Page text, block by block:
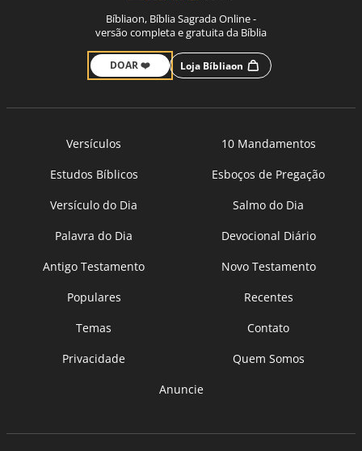
Bíbliaon, Bíblia Sagrada Online -
versão completa e gratuita da Bíblia
DOAR ❤️ Loja Bíbliaon
Versículos
10 Mandamentos
Estudos Bíblicos
Esboços de Pregação
Versículo do Dia
Salmo do Dia
Palavra do Dia
Devocional Diário
Antigo Testamento
Novo Testamento
Populares
Recentes
Temas
Contato
Privacidade
Quem Somos
Anuncie